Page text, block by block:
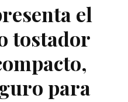
el
tostador
para